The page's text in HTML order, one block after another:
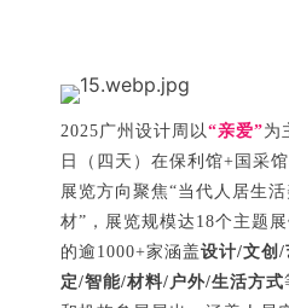
2025广州设计周以“亲爱”为
日（四天）在保利馆+国采
展览方向聚焦“当代人居生
材”，展览规模达18个主题
的逾1000+家涵盖设计/文创
定/智能/材料/户外/生活方式